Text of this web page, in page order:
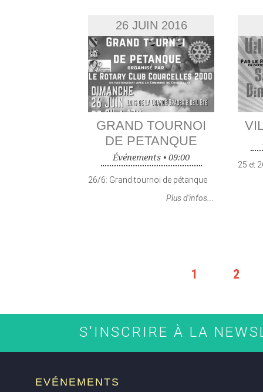
26 JUIN 2016
GRAND TOURNOI
DE PETANQUE
Événements • 09:00
26/6: Grand tournoi de pétanque
Plus d'infos...
25 et
1 2
S'INSCRIRE À LA
EVÉNEMENTS